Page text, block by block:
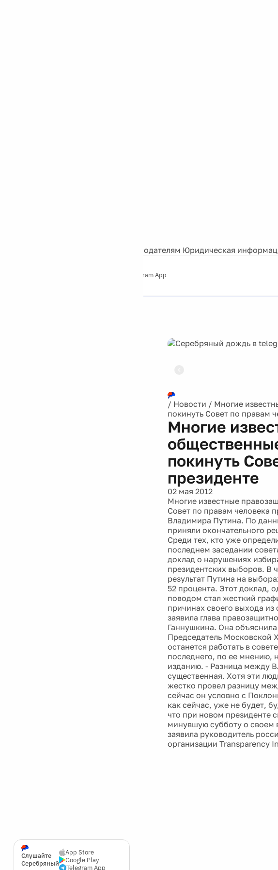
Рекламодателям Юридическая
Telegram App
Слушайте
Серебряный
App Store
Google Play
Telegram App
/ Новости / Многие
покинуть Совет по правам
Многие
покинуть
президенте
02 мая 2012
Многие известные
Совет по правам человека
Владимира Путина. По
приняли окончательного
Среди тех, кто уже
последнем заседании
доклад о нарушениях
президентских выборов. В
результат Путина на
52 процента. Этот доклад,
поводом стал жесткий
причинах своего выхода
заявила глава
Ганнушкина. Она
Председатель Московской
останется работать в
последнего, по ее мнению,
изданию. - Разница между
существенная. Хотя эти
жестко провел разницу
сейчас он условно с
как сейчас, уже не будет,
что при новом президенте
минувшую субботу о своем
заявила руководитель
организации Transparency